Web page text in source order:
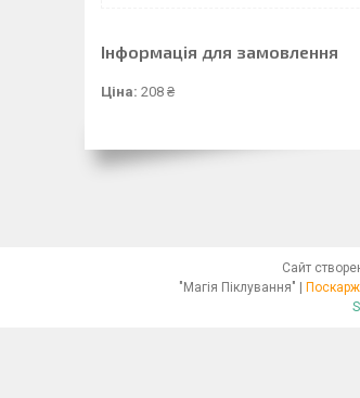
Інформація для замовлення
Ціна: 208 ₴
Сайт
"Магія Піклування" |